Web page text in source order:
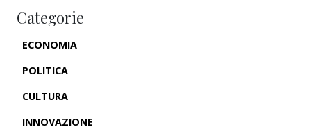
Categorie
ECONOMIA
POLITICA
CULTURA
INNOVAZIONE